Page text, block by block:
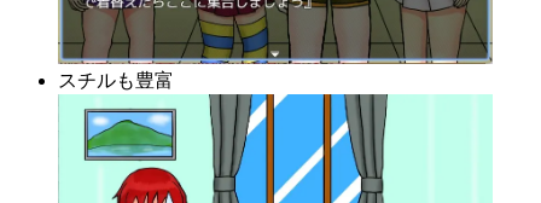
スチルも豊富